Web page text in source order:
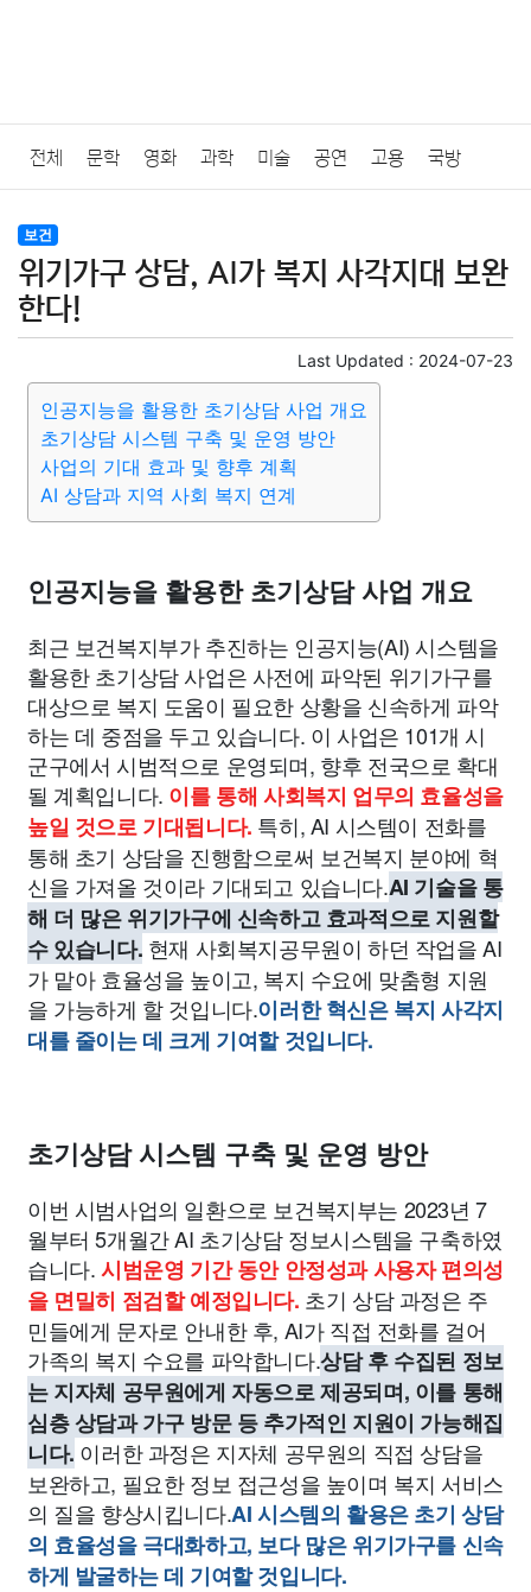
전체 문학 영화 과학 미술 공연 고용 국방
법률
질병 가요 방송 일상 주식 암호화폐 블록체인
미용 증권 인테리어
요리 상품리뷰 원예 금융 게임 스포츠
대출 자동차 취미 여행 맛집
보건
위기가구 상담, AI가 복지 사각지대 보완
한다!
Last Updated : 2024-07-23
인공지능을 활용한 초기상담 사업 개요
초기상담 시스템 구축 및 운영 방안
사업의 기대 효과 및 향후 계획
AI 상담과 지역 사회 복지 연계
인공지능을 활용한 초기상담 사업 개요
최근 보건복지부가 추진하는 인공지능(AI) 시스템을
활용한 초기상담 사업은 사전에 파악된 위기가구를
대상으로 복지 도움이 필요한 상황을 신속하게 파악
하는 데 중점을 두고 있습니다. 이 사업은 101개 시
군구에서 시범적으로 운영되며, 향후 전국으로 확대
될 계획입니다. 이를 통해 사회복지 업무의 효율성을
높일 것으로 기대됩니다. 특히, AI 시스템이 전화를
통해 초기 상담을 진행함으로써 보건복지 분야에 혁
신을 가져올 것이라 기대되고 있습니다.AI 기술을 통
해 더 많은 위기가구에 신속하고 효과적으로 지원할
수 있습니다. 현재 사회복지공무원이 하던 작업을 AI
가 맡아 효율성을 높이고, 복지 수요에 맞춤형 지원
을 가능하게 할 것입니다.이러한 혁신은 복지 사각지
대를 줄이는 데 크게 기여할 것입니다.
초기상담 시스템 구축 및 운영 방안
이번 시범사업의 일환으로 보건복지부는 2023년 7
월부터 5개월간 AI 초기상담 정보시스템을 구축하였
습니다.시범운영 기간 동안 안정성과 사용자 편의성
을 면밀히 점검할 예정입니다. 초기 상담 과정은 주
민들에게 문자로 안내한 후, AI가 직접 전화를 걸어
가족의 복지 수요를 파악합니다.상담 후 수집된 정보
는 지자체 공무원에게 자동으로 제공되며, 이를 통해
심층 상담과 가구 방문 등 추가적인 지원이 가능해집
니다. 이러한 과정은 지자체 공무원의 직접 상담을
보완하고, 필요한 정보 접근성을 높이며 복지 서비스
의 질을 향상시킵니다.AI 시스템의 활용은 초기 상담
의 효율성을 극대화하고, 보다 많은 위기가구를 신속
하게 발굴하는 데 기여할 것입니다.